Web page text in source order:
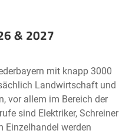
& 2027
Leaflet | ©OpenStreetMap2
mit knapp 3000
Landwirtschaft und
vor allem im Bereich der
sind Elektriker, Schreiner
Einzelhandel werden